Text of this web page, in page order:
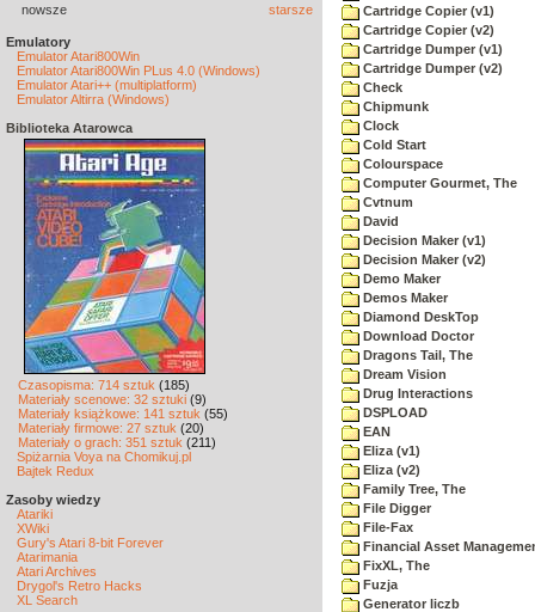
nowsze starsze
Emulatory
Emulator Atari800Win
Emulator Atari800Win PLus 4.0 (Windows)
Emulator Atari++ (multiplatform)
Emulator Altirra (Windows)
Biblioteka Atarowca
Czasopisma: 714 sztuk (185)
Materiały scenowe: 32 sztuki (9)
Materiały książkowe: 141 sztuk (55)
Materiały firmowe: 27 sztuk (20)
Materiały o grach: 351 sztuk (211)
Spiżarnia Voya na Chomikuj.pl
Bajtek Redux
Zasoby wiedzy
Atariki
XWiki
Gury's Atari 8-bit Forever
Atarimania
Atari Archives
Drygol's Retro Hacks
XL Search
Cartridge Copier (v1)
Cartridge Copier (v2)
Cartridge Dumper (v1)
Cartridge Dumper (v2)
Check
Chipmunk
Clock
Cold Start
Colourspace
Computer Gourmet, The
Cvtnum
David
Decision Maker (v1)
Decision Maker (v2)
Demo Maker
Demos Maker
Diamond DeskTop
Download Doctor
Dragons Tail, The
Dream Vision
Drug Interactions
DSPLOAD
EAN
Eliza (v1)
Eliza (v2)
Family Tree, The
File Digger
File-Fax
Financial Asset
FixXL, The
Fuzja
Generator liczb